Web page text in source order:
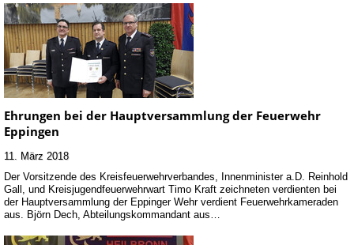
Ehrungen bei der Hauptversammlung der Feuerwehr
Eppingen
11. März 2018
Der Vorsitzende des Kreisfeuerwehrverbandes, Innenminister a.D. Reinhold
Gall, und Kreisjugendfeuerwehrwart Timo Kraft zeichneten verdienten bei
der Hauptversammlung der Eppinger Wehr verdient Feuerwehrkameraden
aus. Björn Dech, Abteilungskommandant aus…